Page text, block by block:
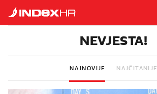
NEVJESTA!
NAJNOVIJE NAJČITANIJE